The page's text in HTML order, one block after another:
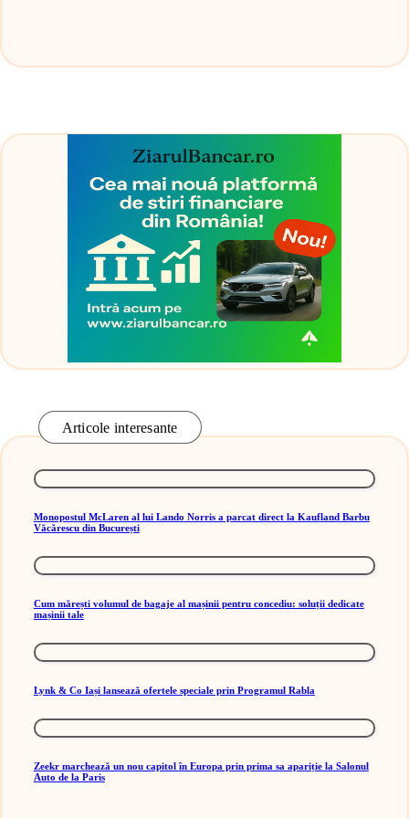
Articole interesante
Monopostul McLaren al lui Lando Norris a parcat direct la Kaufland Barbu
Văcărescu din București
Cum mărești volumul de bagaje al mașinii pentru concediu: soluții dedicate
mașinii tale
Lynk & Co Iași lansează ofertele speciale prin Programul Rabla
Zeekr marchează un nou capitol în Europa prin prima sa apariție la Salonul
Auto de la Paris